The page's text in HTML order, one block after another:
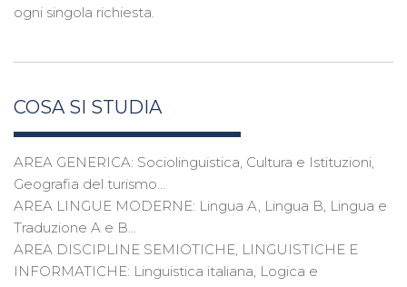
ogni singola richiesta.
COSA SI STUDIA
AREA GENERICA: Sociolinguistica, Cultura e Istituzioni,
Geografia del turismo…
AREA LINGUE MODERNE: Lingua A, Lingua B, Lingua e
Traduzione A e B…
AREA DISCIPLINE SEMIOTICHE, LINGUISTICHE E
INFORMATICHE: Linguistica italiana, Logica e